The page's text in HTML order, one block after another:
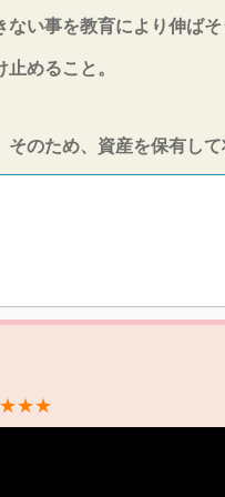
い事を教育により伸ば
めること。
のため、資産を保有して